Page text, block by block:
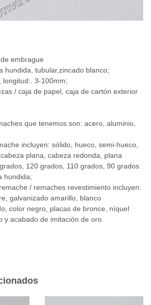
embrague
hundida, tubular,zincado blanco;
, longitud: 3-100mm;
/ caja de papel, caja de cartón exterior
que tenemos son: acero, aluminio,
incluyen: sólido, hueco, semi-hueco,
plana, cabeza redonda, plana
120 grados, 110 grados, 90 grados
hundida;
/ remaches revestimiento incluyen:
galvanizado amarillo, blanco
color negro, placas de bronce, níquel
y acabado de imitación de oro.